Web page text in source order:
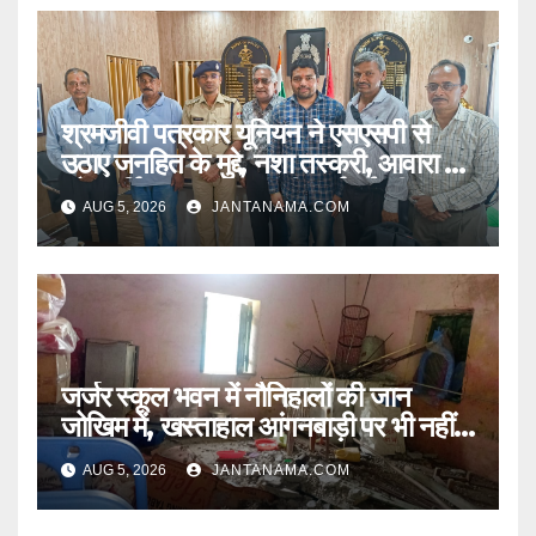
श्रमजीवी पत्रकार यूनियन ने एसएसपी से
उठाए जनहित के मुद्दे, नशा तस्करी, आवारा पशु
और पार्किंग व्यवस्था पर की कार्रवाई की मांग
AUG 5, 2026 JANTANAMA.COM
जर्जर स्कूल भवन में नौनिहालों की जान
जोखिम में, खस्ताहाल आंगनबाड़ी पर भी नहीं
जागा प्रशासन
AUG 5, 2026 JANTANAMA.COM